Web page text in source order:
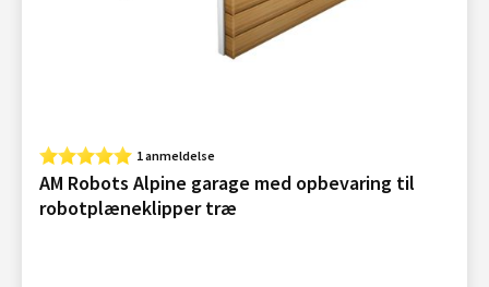
1 anmeldelse
AM Robots Alpine garage med opbevaring til
robotplæneklipper træ